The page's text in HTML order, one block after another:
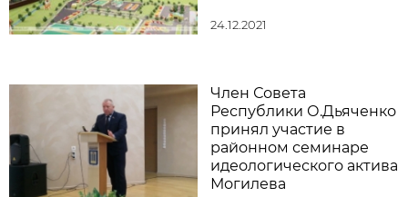
24.12.2021
Член Совета
Республики О.Дьяченко
принял участие в
районном семинаре
идеологического актива
Могилева